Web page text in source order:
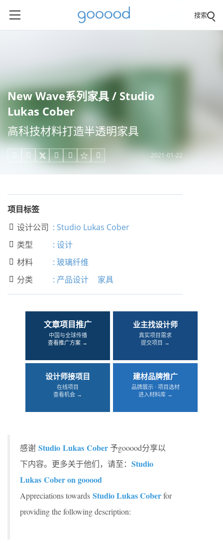
搜索
New Wave系列家具 / Studio
Lukas Cober
高科技材料打造半透明家具
    2021-01-22
项目标签
 设计公司 : Studio Lukas Cober
 类型 : 设计
 材料 : 玻璃纤维
 分类 : 产品设计 家具
文章项目推广
中国与全球传播
查看推广方案 →
业主找设计师
真实项目需求
提交项目 →
设计师接项目
在线项目
查看机会 →
建材品牌推广
品牌展示 · 项目选材
进入材料库 →
感谢 Studio Lukas Cober予gooood分享以
下内容。更多关于他们，请至： Studio
Lukas Cober on gooood
Appreciations towards Studio Lukas Coberfor
providing the following description: